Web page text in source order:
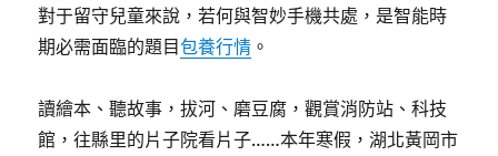
對于留守兒童來說，若何與智妙手機共處，是智能時
期必需面臨的題目包養行情 。
讀繪本、聽故事，拔河、磨豆腐，觀賞消防站、科技
館，往縣里的片子院看片子……本年寒假，湖北黃岡市